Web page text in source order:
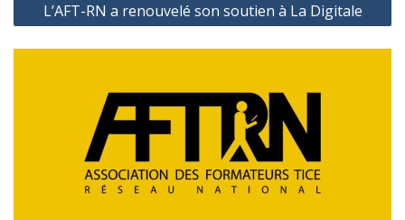
l’article
L’AFT-RN a renouvelé son soutien à La Digitale